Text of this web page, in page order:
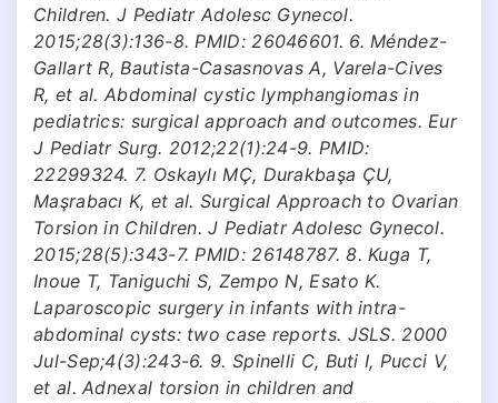
Children. J Pediatr Adolesc Gynecol.
2015;28(3):136-8. PMID: 26046601. 6. Méndez-
Gallart R, Bautista-Casasnovas A, Varela-Cives
R, et al. Abdominal cystic lymphangiomas in
pediatrics: surgical approach and outcomes. Eur
J Pediatr Surg. 2012;22(1):24-9. PMID:
22299324. 7. Oskaylı MÇ, Durakbaşa ÇU,
Maşrabacı K, et al. Surgical Approach to Ovarian
Torsion in Children. J Pediatr Adolesc Gynecol.
2015;28(5):343-7. PMID: 26148787. 8. Kuga T,
Inoue T, Taniguchi S, Zempo N, Esato K.
Laparoscopic surgery in infants with intra-
abdominal cysts: two case reports. JSLS. 2000
Jul-Sep;4(3):243-6. 9. Spinelli C, Buti I, Pucci V,
et al. Adnexal torsion in children and